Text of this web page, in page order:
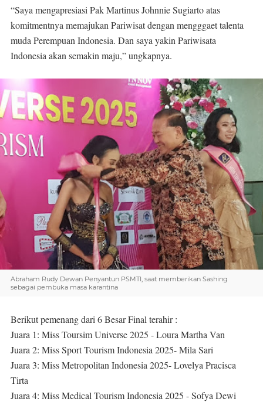
“Saya mengapresiasi Pak Martinus Johnnie Sugiarto atas
komitmentnya memajukan Pariwisat dengan mengggaet talenta
muda Perempuan Indonesia. Dan saya yakin Pariwisata
Indonesia akan semakin maju,” ungkapnya.
Abraham Rudy Dewan Penyantun PSMTI, saat memberikan Sashing
sebagai pembuka masa karantina
Berikut pemenang dari 6 Besar Final terahir :
Juara 1: Miss Toursim Universe 2025 - Loura Martha Van
Juara 2: Miss Sport Tourism Indonesia 2025- Mila Sari
Juara 3: Miss Metropolitan Indonesia 2025- Lovelya Pracisca
Tirta
Juara 4: Miss Medical Tourism Indonesia 2025 - Sofya Dewi